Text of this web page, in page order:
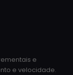
e
e velocidade.